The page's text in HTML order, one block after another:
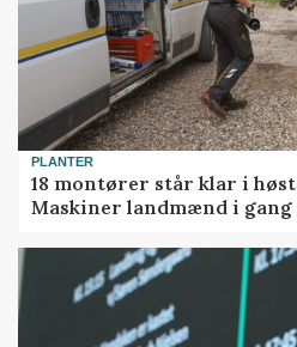
PLANTER
18 montører står klar i
Maskiner landmænd i gang